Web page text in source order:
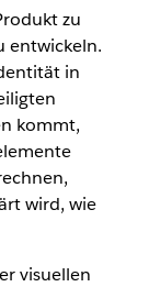
zu
entwickeln.
in
kommt,
wird, wie
visuellen